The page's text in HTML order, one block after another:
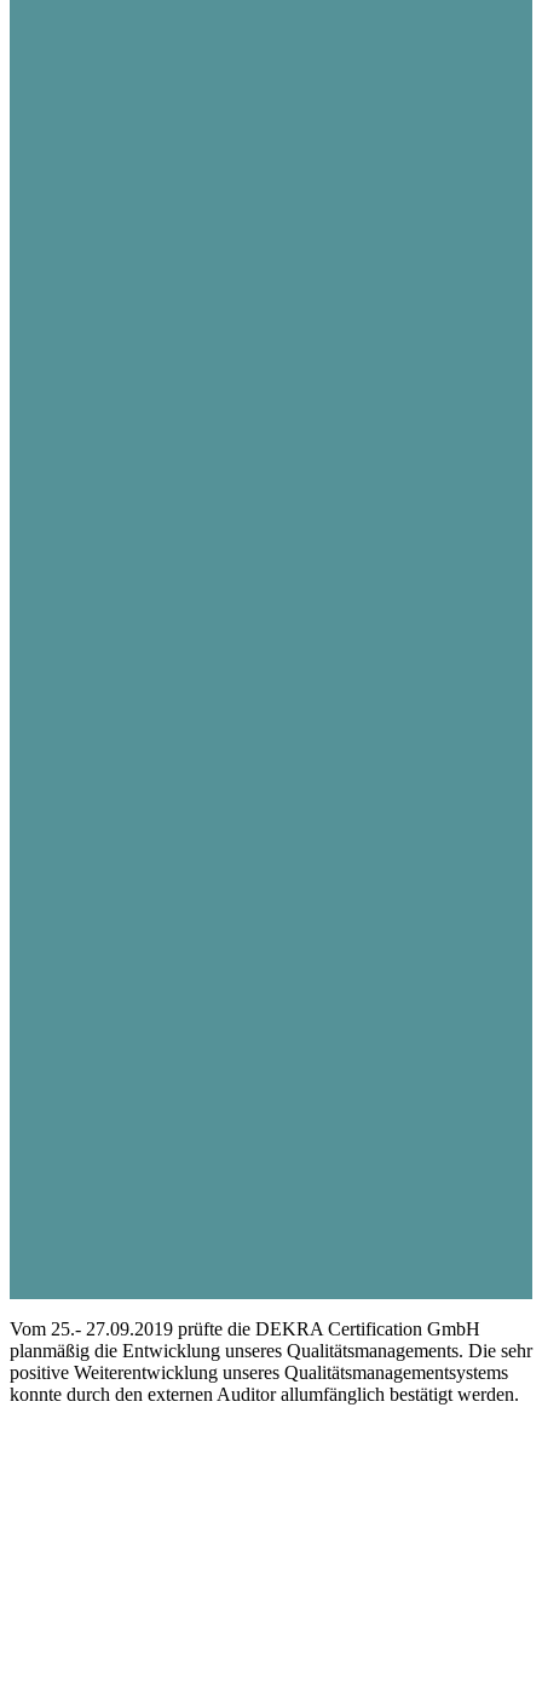
Vom 25.- 27.09.2019 prüfte die DEKRA Certification GmbH
planmäßig die Entwicklung unseres Qualitätsmanagements. Die sehr
positive Weiterentwicklung unseres Qualitätsmanagementsystems
konnte durch den externen Auditor allumfänglich bestätigt werden.